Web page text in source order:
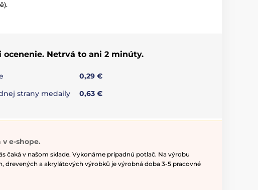
ocenenie. Netrvá to ani 2 minúty.
0,29 €
strany medaily
0,63 €
v e-shope.
čaká v našom sklade. Vykonáme prípadnú potlač. Na výrobu
drevených a akrylátových výrobků je výrobná doba 3-5 pracovné